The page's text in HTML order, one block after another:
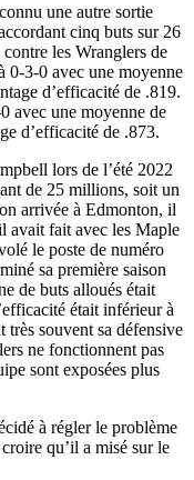
une autre sortie
cinq buts sur 26
les Wranglers de
0-3-0 avec une moyenne
d’efficacité de .819.
avec une moyenne de
d’efficacité de .873.
lors de l’été 2022
de 25 millions, soit un
arrivée à Edmonton, il
avait fait avec les Maple
le poste de numéro
sa première saison
de buts alloués était
était inférieur à
très souvent sa défensive
ne fonctionnent pas
sont exposées plus
à régler le problème
qu’il a misé sur le